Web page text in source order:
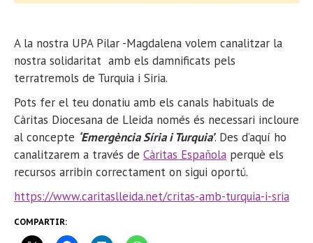
A la nostra UPA Pilar -Magdalena volem canalitzar la
nostra solidaritat amb els damnificats pels
terratremols de Turquia i Siria.
Pots fer el teu donatiu amb els canals habituals de
Càritas Diocesana de Lleida només és necessari incloure
al concepte ‘Emergència Síria i Turquia’. Des d’aquí ho
canalitzarem a través de Càritas Española perquè els
recursos arribin correctament on sigui oportú.
https://www.caritaslleida.net/critas-amb-turquia-i-sria
COMPARTIR: